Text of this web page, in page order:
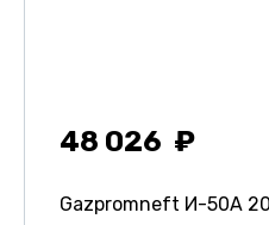
48 026
Gazpromneft И-50А